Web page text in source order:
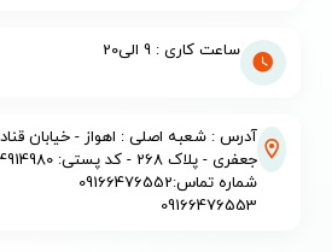
ساعت کاری : 9 الی20
آدرس : شعبه اصلی : اهواز - خیابان
جعفری - پلاک 268 - کد پستی: 6194914980
شماره تماس:09166476552
09166476553